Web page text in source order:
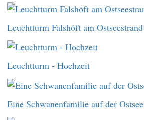
Leuchtturm Falshöft am Ostseestrand
Leuchtturm - Hochzeit
Eine Schwanenfamilie auf der Ostsee